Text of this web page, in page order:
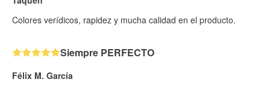
Colores verídicos, rapidez y mucha calidad en el producto.
Siempre PERFECTO
Félix M. García